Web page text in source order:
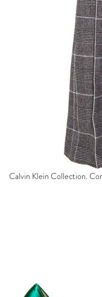
Calvin Klein Collection.